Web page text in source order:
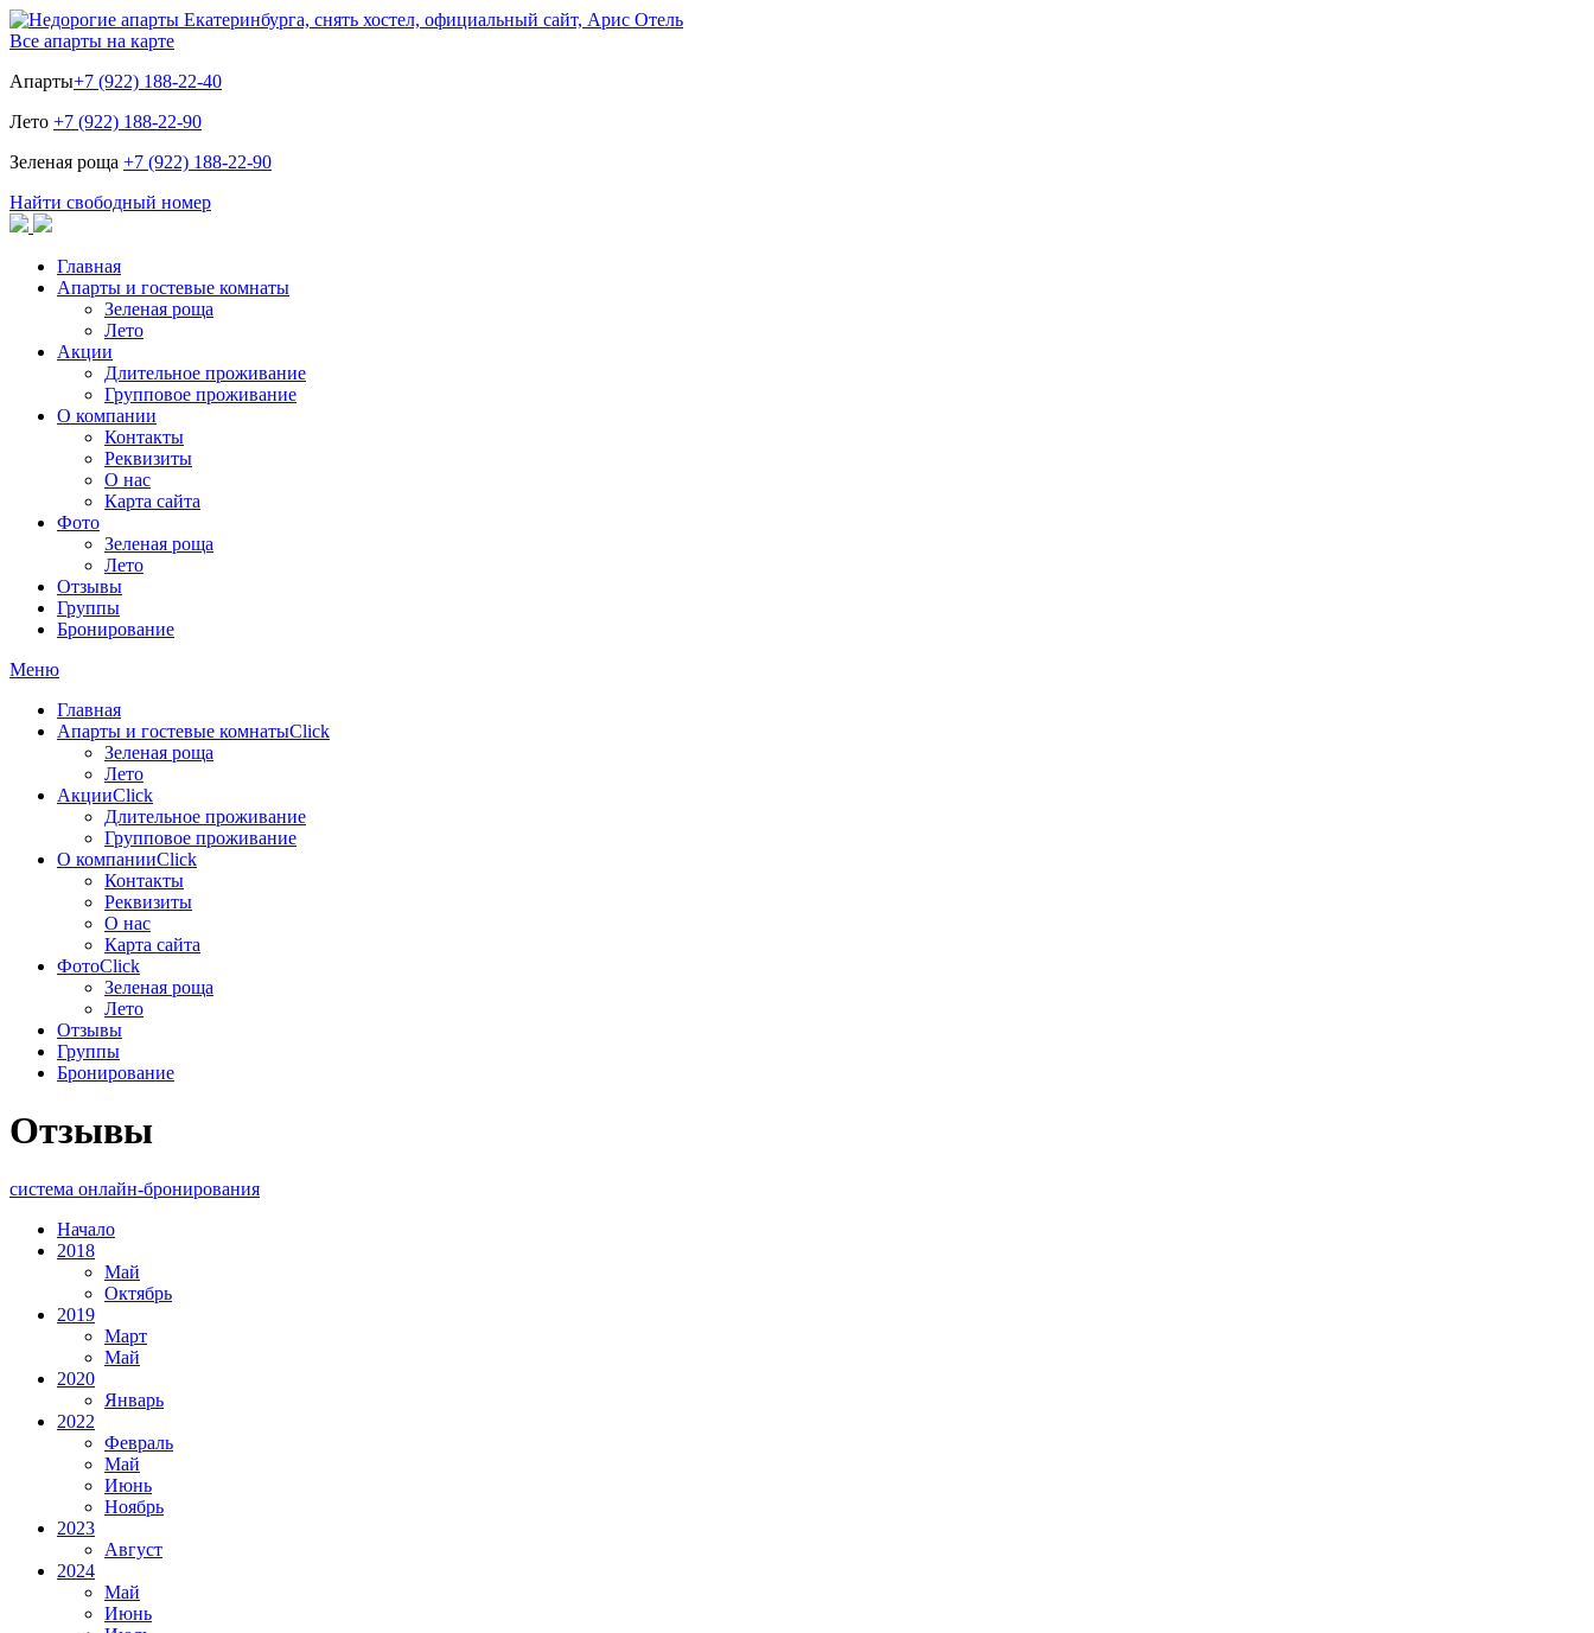
Все апарты на карте
Апарты+7 (922) 188-22-40
Лето +7 (922) 188-22-90
Зеленая роща +7 (922) 188-22-90
Найти свободный номер
Главная
Апарты и гостевые комнаты
Зеленая роща
Лето
Акции
Длительное проживание
Групповое проживание
О компании
Контакты
Реквизиты
О нас
Карта сайта
Фото
Зеленая роща
Лето
Отзывы
Группы
Бронирование
Меню
Главная
Апарты и гостевые комнатыClick
Зеленая роща
Лето
АкцииClick
Длительное проживание
Групповое проживание
О компанииClick
Контакты
Реквизиты
О нас
Карта сайта
ФотоClick
Зеленая роща
Лето
Отзывы
Группы
Бронирование
Отзывы
система онлайн-бронирования
Начало
2018
Май
Октябрь
2019
Март
Май
2020
Январь
2022
Февраль
Май
Июнь
Ноябрь
2023
Август
2024
Май
Июнь